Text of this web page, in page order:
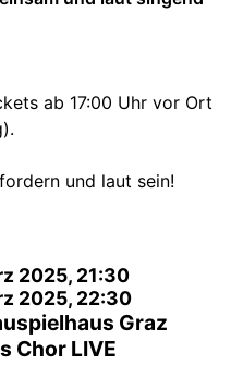
ab 17:00 Uhr vor Ort
und laut sein!
2025, 21:30
2025, 22:30
Graz
Chor LIVE